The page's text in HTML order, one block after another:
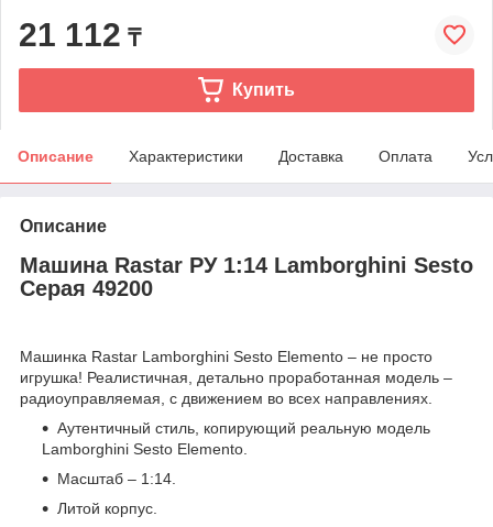
21 112 ₸
Купить
Описание Характеристики Доставка Оплата
Описание
Машина Rastar РУ 1:14 Lamborghini Sesto
Серая 49200
Машинка Rastar Lamborghini Sesto Elemento – не просто
игрушка! Реалистичная, детально проработанная модель –
радиоуправляемая, с движением во всех направлениях.
Аутентичный стиль, копирующий реальную модель
Lamborghini Sesto Elemento.
Масштаб – 1:14.
Литой корпус.